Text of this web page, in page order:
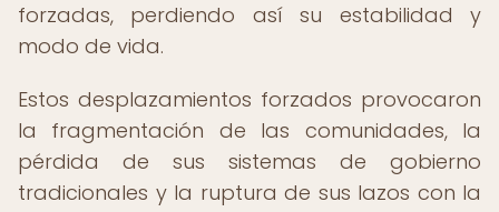
forzadas, perdiendo así su estabilidad y
modo de vida.
Estos desplazamientos forzados provocaron
la fragmentación de las comunidades, la
pérdida de sus sistemas de gobierno
tradicionales y la ruptura de sus lazos con la